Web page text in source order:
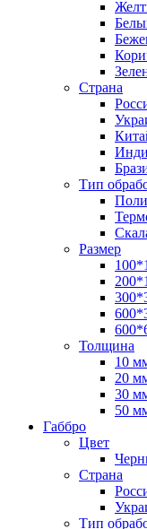
Страна
Тип
Размер
Толщина
10
20
30
50
Габбро
Цвет
Страна
Тип